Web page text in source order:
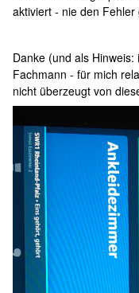
aktiviert - nie den Fehler
Danke (und als
Fachmann - für mich
nicht überzeugt von